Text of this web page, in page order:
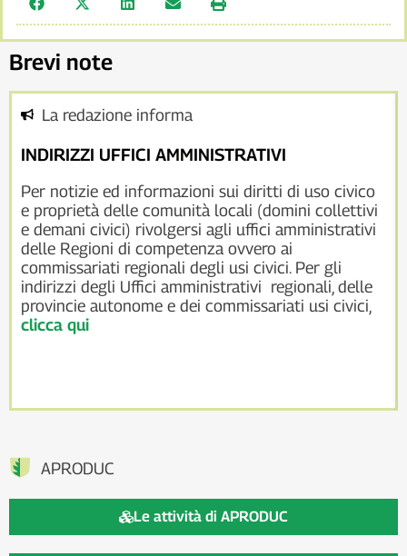
Brevi note
La redazione informa
INDIRIZZI UFFICI AMMINISTRATIVI
Per notizie ed informazioni sui diritti di uso civico
e proprietà delle comunità locali (domini collettivi
e demani civici) rivolgersi agli uffici amministrativi
delle Regioni di competenza ovvero ai
commissariati regionali degli usi civici. Per gli
indirizzi degli Uffici amministrativi regionali, delle
provincie autonome e dei commissariati usi civici,
clicca qui
APRODUC
Le attività di APRODUC